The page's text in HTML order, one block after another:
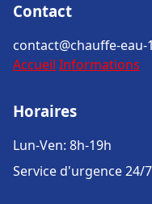
Contact
contact@chauffe-eau-
Accueil Informations
Horaires
Lun-Ven: 8h-19h
Service d'urgence 24/7